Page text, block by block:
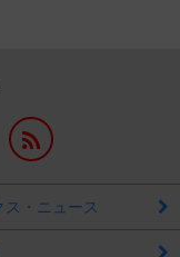
ス・ニュース